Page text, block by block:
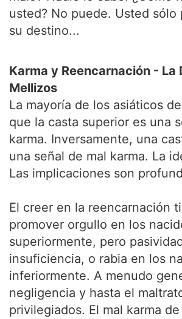
usted? No puede. Usted sólo
su destino...
Karma y Reencarnación - La
Mellizos
La mayoría de los asiáticos
que la casta superior es una
karma. Inversamente, una
una señal de mal karma. La
Las implicaciones son
El creer en la reencarnación
promover orgullo en los
superiormente, pero
insuficiencia, o rabia en los
inferiormente. A menudo
negligencia y hasta el
privilegiados. El mal karma